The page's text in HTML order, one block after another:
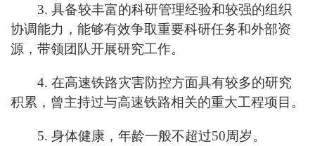
3. 具备较丰富的科研管理经验和较强的组织
协调能力，能够有效争取重要科研任务和外部资
源，带领团队开展研究工作。
4. 在高速铁路灾害防控方面具有较多的研究
积累，曾主持过与高速铁路相关的重大工程项目。
5. 身体健康，年龄一般不超过50周岁。